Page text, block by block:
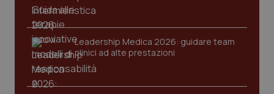
Leadership Medica 2026: guidare team
clinici ad alte prestazioni